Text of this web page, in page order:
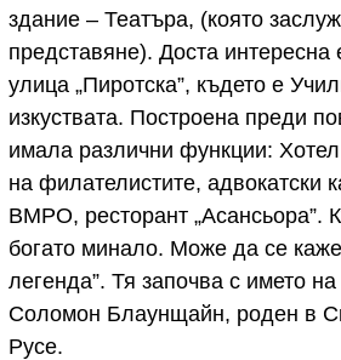
здание – Театъра, (която
представяне). Доста интересна
улица „Пиротска”, където е
изкуствата. Построена преди
имала различни функции:
на филателистите, адвокатски
ВМРО, ресторант „Асансьора”.
богато минало. Може да се
легенда”. Тя започва с името
Соломон Блаунщайн, роден в
Русе.